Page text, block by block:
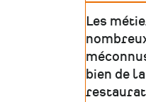
Les
bien de